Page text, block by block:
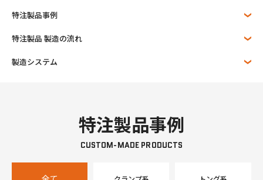
特注製品事例
特注製品 製造の流れ
製造システム
特注製品事例
CUSTOM-MADE PRODUCTS